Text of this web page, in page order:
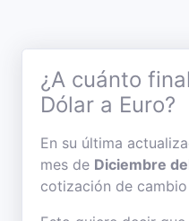
¿A cuánto
Dólar a Euro?
En su última
mes de Diciembre
cotización de